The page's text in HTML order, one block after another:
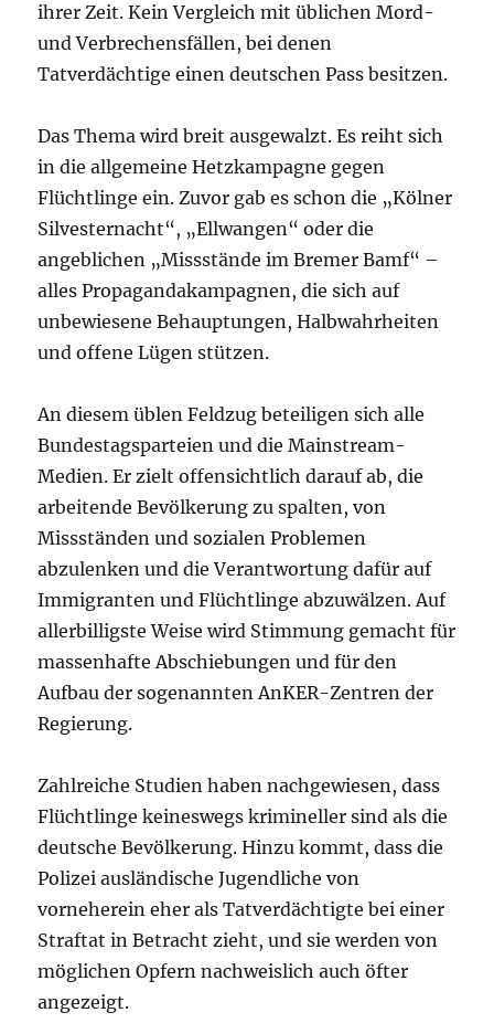
ihrer Zeit. Kein Vergleich mit üblichen Mord-
und Verbrechensfällen, bei denen
Tatverdächtige einen deutschen Pass besitzen.
Das Thema wird breit ausgewalzt. Es reiht sich
in die allgemeine Hetzkampagne gegen
Flüchtlinge ein. Zuvor gab es schon die „Kölner
Silvesternacht“, „Ellwangen“ oder die
angeblichen „Missstände im Bremer Bamf“ –
alles Propagandakampagnen, die sich auf
unbewiesene Behauptungen, Halbwahrheiten
und offene Lügen stützen.
An diesem üblen Feldzug beteiligen sich alle
Bundestagsparteien und die Mainstream-
Medien. Er zielt offensichtlich darauf ab, die
arbeitende Bevölkerung zu spalten, von
Missständen und sozialen Problemen
abzulenken und die Verantwortung dafür auf
Immigranten und Flüchtlinge abzuwälzen. Auf
allerbilligste Weise wird Stimmung gemacht für
massenhafte Abschiebungen und für den
Aufbau der sogenannten AnKER-Zentren der
Regierung.
Zahlreiche Studien haben nachgewiesen, dass
Flüchtlinge keineswegs krimineller sind als die
deutsche Bevölkerung. Hinzu kommt, dass die
Polizei ausländische Jugendliche von
vorneherein eher als Tatverdächtigte bei einer
Straftat in Betracht zieht, und sie werden von
möglichen Opfern nachweislich auch öfter
angezeigt.